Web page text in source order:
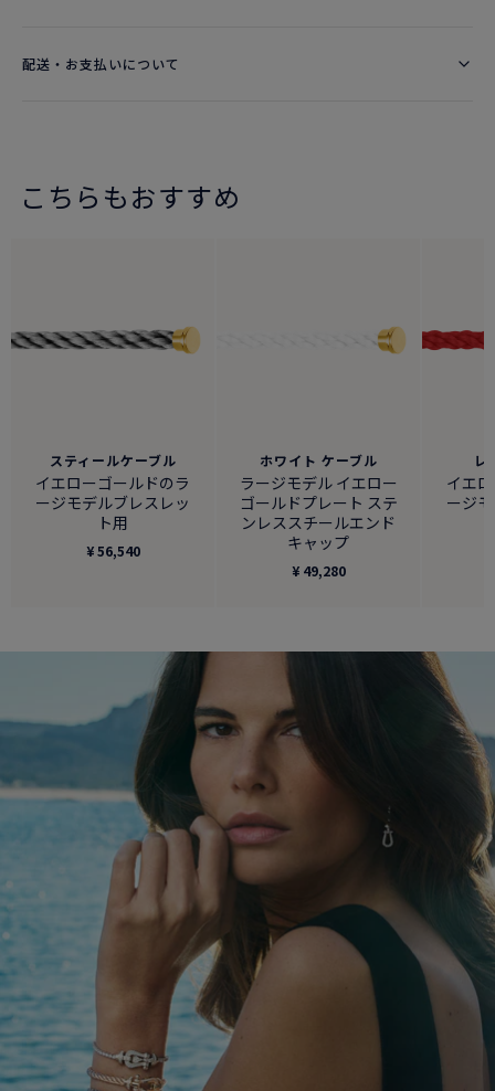
配送・お支払いについて
こちらもおすすめ
スティールケーブル
イエローゴールドのラ
ージモデルブレスレッ
ト用
¥ 56,540
ホワイト ケーブル
ラージモデル イエロー
ゴールドプレート ステ
ンレススチールエンド
キャップ
¥ 49,280
レ
イエ
ージ